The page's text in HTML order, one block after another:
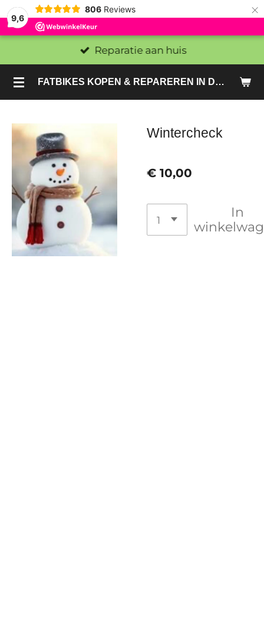
9,6
806 Reviews ×
FATBIKES KOPEN & REPAREREN IN DEN HAAG EN ZOETERMEER - SACHE BIKES
Reparatie aan huis
Wintercheck
€ 10,00
In